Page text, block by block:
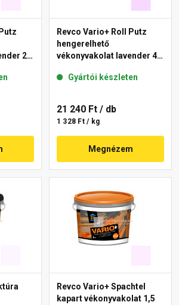
2
Revco Vario+ Roll Putz
hengerelhető
vékonyvakolat lavender 4
Gyártói készleten
21 240 Ft / db
1 328 Ft / kg
Megnézem
Revco Vario+ Spachtel
kapart vékonyvakolat 1,5